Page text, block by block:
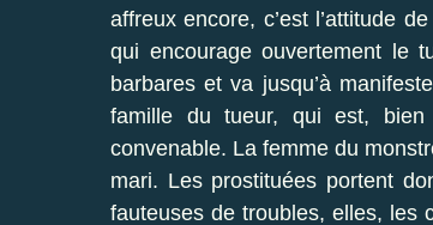
affreux encore, c’est l’attitude
qui encourage ouvertement le
barbares et va jusqu’à
famille du tueur, qui est,
convenable. La femme du
mari. Les prostituées portent
fauteuses de troubles, elles, les